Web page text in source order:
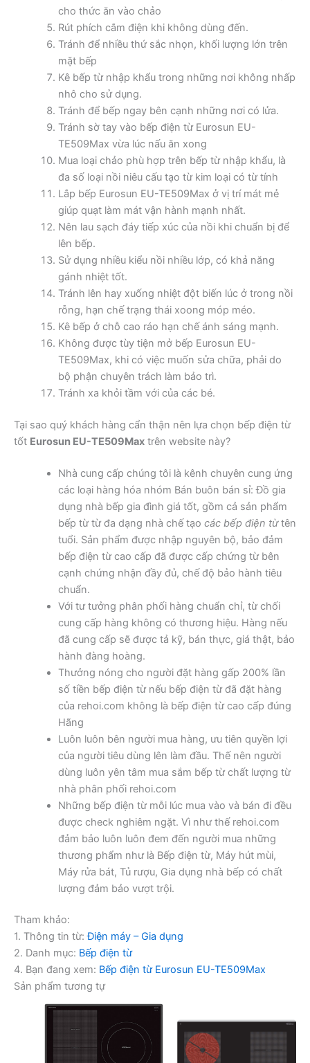
cho thức ăn vào chảo
Rút phích cắm điện khi không dùng đến.
Tránh để nhiều thứ sắc nhọn, khối lượng lớn trên
mặt bếp
Kê bếp từ nhập khẩu trong những nơi không nhấp
nhô cho sử dụng.
Tránh để bếp ngay bên cạnh những nơi có lửa.
Tránh sờ tay vào bếp điện từ Eurosun EU-
TE509Max vừa lúc nấu ăn xong
Mua loại chảo phù hợp trên bếp từ nhập khẩu, là
đa số loại nồi niêu cấu tạo từ kim loại có từ tính
Lắp bếp Eurosun EU-TE509Max ở vị trí mát mẻ
giúp quạt làm mát vận hành mạnh nhất.
Nên lau sạch đáy tiếp xúc của nồi khi chuẩn bị để
lên bếp.
Sử dụng nhiều kiểu nồi nhiều lớp, có khả năng
gánh nhiệt tốt.
Tránh lên hay xuống nhiệt đột biến lúc ở trong nồi
rỗng, hạn chế trạng thái xoong móp méo.
Kê bếp ở chỗ cao ráo hạn chế ánh sáng mạnh.
Không được tùy tiện mở bếp Eurosun EU-
TE509Max, khi có việc muốn sửa chữa, phải do
bộ phận chuyên trách làm bảo trì.
Tránh xa khỏi tầm với của các bé.
Tại sao quý khách hàng cẩn thận nên lựa chọn bếp điện từ
tốt Eurosun EU-TE509Max trên website này?
Nhà cung cấp chúng tôi là kênh chuyên cung ứng
các loại hàng hóa nhóm Bán buôn bán sỉ: Đồ gia
dụng nhà bếp gia đình giá tốt, gồm cả sản phẩm
bếp từ từ đa dạng nhà chế tạo các bếp điện từtên
tuổi. Sản phẩm được nhập nguyên bộ, bảo đảm
bếp điện từ cao cấp đã được cấp chứng từ bên
cạnh chứng nhận đầy đủ, chế độ bảo hành tiêu
chuẩn.
Với tư tưởng phân phối hàng chuẩn chỉ, từ chối
cung cấp hàng không có thương hiệu. Hàng nếu
đã cung cấp sẽ được tả kỹ, bán thực, giá thật, bảo
hành đàng hoàng.
Thưởng nóng cho người đặt hàng gấp 200% lần
số tiền bếp điện từ nếu bếp điện từ đã đặt hàng
của rehoi.com không là bếp điện từ cao cấp đúng
Hãng
Luôn luôn bên người mua hàng, ưu tiên quyền lợi
của người tiêu dùng lên làm đầu. Thế nên người
dùng luôn yên tâm mua sắm bếp từ chất lượng từ
nhà phân phối rehoi.com
Những bếp điện từ mỗi lúc mua vào và bán đi đều
được check nghiêm ngặt. Vì như thế rehoi.com
đảm bảo luôn luôn đem đến người mua những
thương phẩm như là Bếp điện từ, Máy hút mùi,
Máy rửa bát, Tủ rượu, Gia dụng nhà bếp có chất
lượng đảm bảo vượt trội.
Tham khảo:
1. Thông tin từ:Điện máy – Gia dụng
2. Danh mục: Bếp điện từ
4. Bạn đang xem: Bếp điện từ Eurosun EU-TE509Max
Sản phẩm tương tự